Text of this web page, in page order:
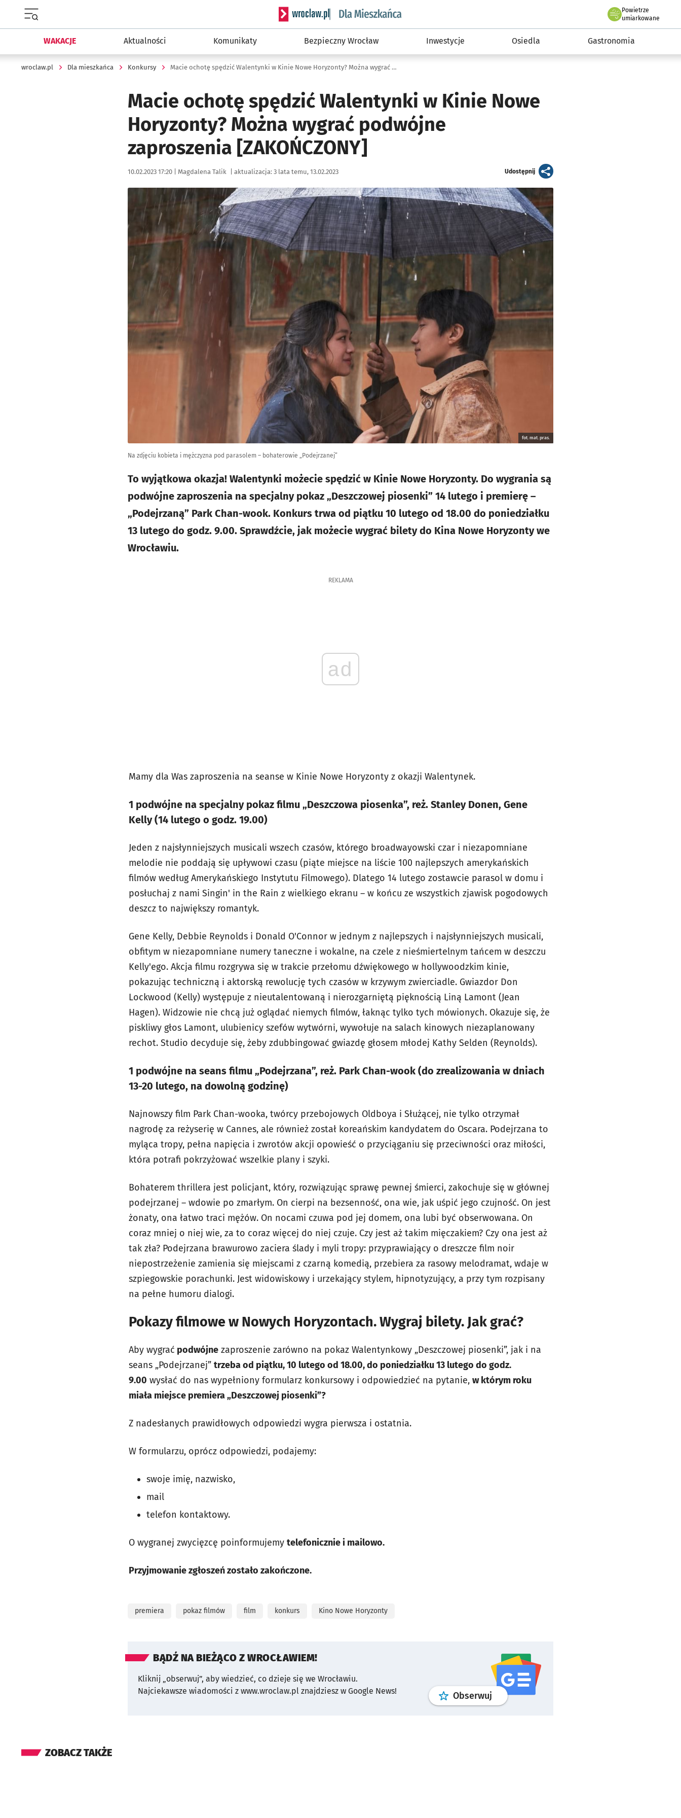
Serwis informacyjny wroclaw.pl podserwis: Dla mieszkańca
Powietrze
we Wrocławiu
umiarkowane
WAKACJE Aktualności Komunikaty Bezpieczny Wrocław Inwestycje Osiedla Gastronomia
wroclaw.pl Dla mieszkańca Konkursy Macie ochotę spędzić Walentynki w Kinie Nowe Horyzonty? Można wygrać podwójne zaproszenia [ZAKOŃCZONY]
Macie ochotę spędzić Walentynki w Kinie Nowe
Horyzonty? Można wygrać podwójne
zaproszenia [ZAKOŃCZONY]
Data publikacji:
10.02.2023 17:20 | Autor:
Magdalena Talik aktualizacja: 3 lata temu, 13.02.2023 Udostępnijartykuł
Kliknij, aby powiększyć
fot. mat. pras.
Na zdjęciu kobieta i mężczyzna pod parasolem – bohaterowie „Podejrzanej”
To wyjątkowa okazja! Walentynki możecie spędzić w Kinie Nowe Horyzonty. Do wygrania są
podwójne zaproszenia na specjalny pokaz „Deszczowej piosenki” 14 lutego i premierę –
„Podejrzaną” Park Chan-wook. Konkurs trwa od piątku 10 lutego od 18.00 do poniedziałku
13 lutego do godz. 9.00. Sprawdźcie, jak możecie wygrać bilety do Kina Nowe Horyzonty we
Wrocławiu.
REKLAMA
ad
Mamy dla Was zaproszenia na seanse w Kinie Nowe Horyzonty z okazji Walentynek.
1 podwójne na specjalny pokaz filmu „Deszczowa piosenka”, reż. Stanley Donen, Gene
Kelly (14 lutego o godz. 19.00)
Jeden z najsłynniejszych musicali wszech czasów, którego broadwayowski czar i niezapomniane
melodie nie poddają się upływowi czasu (piąte miejsce na liście 100 najlepszych amerykańskich
filmów według Amerykańskiego Instytutu Filmowego). Dlatego 14 lutego zostawcie parasol w domu i
posłuchaj z nami Singin' in the Rain z wielkiego ekranu – w końcu ze wszystkich zjawisk pogodowych
deszcz to największy romantyk.
Gene Kelly, Debbie Reynolds i Donald O'Connor w jednym z najlepszych i najsłynniejszych musicali,
obfitym w niezapomniane numery taneczne i wokalne, na czele z nieśmiertelnym tańcem w deszczu
Kelly'ego. Akcja filmu rozgrywa się w trakcie przełomu dźwiękowego w hollywoodzkim kinie,
pokazując techniczną i aktorską rewolucję tych czasów w krzywym zwierciadle. Gwiazdor Don
Lockwood (Kelly) występuje z nieutalentowaną i nierozgarniętą pięknością Liną Lamont (Jean
Hagen). Widzowie nie chcą już oglądać niemych filmów, łaknąc tylko tych mówionych. Okazuje się, że
piskliwy głos Lamont, ulubienicy szefów wytwórni, wywołuje na salach kinowych niezaplanowany
rechot. Studio decyduje się, żeby zdubbingować gwiazdę głosem młodej Kathy Selden (Reynolds).
1 podwójne na seans filmu „Podejrzana”, reż. Park Chan-wook (do zrealizowania w dniach
13-20 lutego, na dowolną godzinę)
Najnowszy film Park Chan-wooka, twórcy przebojowych Oldboya i Służącej, nie tylko otrzymał
nagrodę za reżyserię w Cannes, ale również został koreańskim kandydatem do Oscara. Podejrzana to
myląca tropy, pełna napięcia i zwrotów akcji opowieść o przyciąganiu się przeciwności oraz miłości,
która potrafi pokrzyżować wszelkie plany i szyki.
Bohaterem thrillera jest policjant, który, rozwiązując sprawę pewnej śmierci, zakochuje się w głównej
podejrzanej – wdowie po zmarłym. On cierpi na bezsenność, ona wie, jak uśpić jego czujność. On jest
żonaty, ona łatwo traci mężów. On nocami czuwa pod jej domem, ona lubi być obserwowana. On
coraz mniej o niej wie, za to coraz więcej do niej czuje. Czy jest aż takim mięczakiem? Czy ona jest aż
tak zła? Podejrzana brawurowo zaciera ślady i myli tropy: przyprawiający o dreszcze film noir
niepostrzeżenie zamienia się miejscami z czarną komedią, przebiera za rasowy melodramat, wdaje w
szpiegowskie porachunki. Jest widowiskowy i urzekający stylem, hipnotyzujący, a przy tym rozpisany
na pełne humoru dialogi.
Pokazy filmowe w Nowych Horyzontach. Wygraj bilety. Jak grać?
Aby wygrać podwójne zaproszenie zarówno na pokaz Walentynkowy „Deszczowej piosenki”, jak i na
seans „Podejrzanej” trzeba od piątku, 10 lutego od 18.00, do poniedziałku 13 lutego do godz.
9.00 wysłać do nas wypełniony formularz konkursowy i odpowiedzieć na pytanie, w którym roku
miała miejsce premiera „Deszczowej piosenki”?
Z nadesłanych prawidłowych odpowiedzi wygra pierwsza i ostatnia.
W formularzu, oprócz odpowiedzi, podajemy:
swoje imię, nazwisko,
mail
telefon kontaktowy.
O wygranej zwycięzcę poinformujemy telefonicznie i mailowo.
Przyjmowanie zgłoszeń zostało zakończone.
premiera pokaz filmów film konkurs Kino Nowe Horyzonty
BĄDŹ NA BIEŻĄCO Z WROCŁAWIEM!
Kliknij „obserwuj”, aby wiedzieć, co dzieje się we Wrocławiu.
Najciekawsze wiadomości z www.wroclaw.pl znajdziesz w Google News!
Obserwuj profilgoogle news
ZOBACZ TAKŻE